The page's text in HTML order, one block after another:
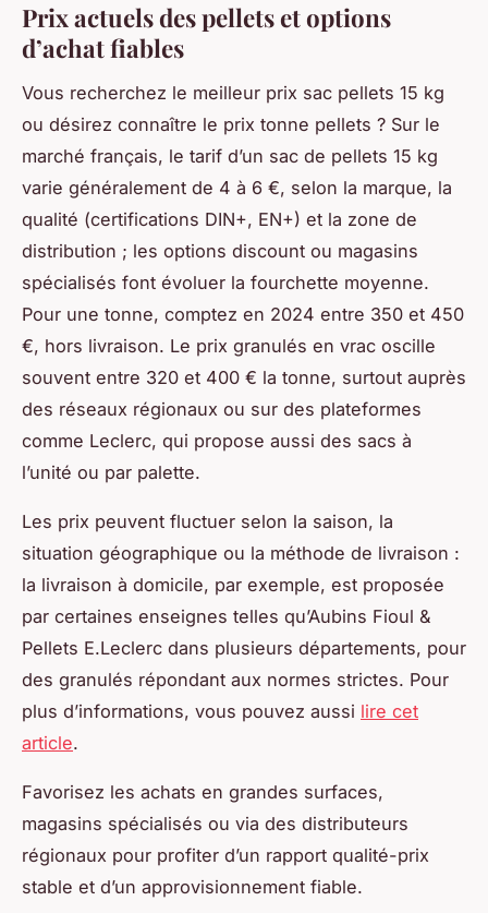
Prix actuels des pellets et options
d’achat fiables
Vous recherchez le meilleur prix sac pellets 15 kg
ou désirez connaître le prix tonne pellets ? Sur le
marché français, le tarif d’un sac de pellets 15 kg
varie généralement de 4 à 6 €, selon la marque, la
qualité (certifications DIN+, EN+) et la zone de
distribution ; les options discount ou magasins
spécialisés font évoluer la fourchette moyenne.
Pour une tonne, comptez en 2024 entre 350 et 450
€, hors livraison. Le prix granulés en vrac oscille
souvent entre 320 et 400 € la tonne, surtout auprès
des réseaux régionaux ou sur des plateformes
comme Leclerc, qui propose aussi des sacs à
l’unité ou par palette.
Les prix peuvent fluctuer selon la saison, la
situation géographique ou la méthode de livraison :
la livraison à domicile, par exemple, est proposée
par certaines enseignes telles qu’Aubins Fioul &
Pellets E.Leclerc dans plusieurs départements, pour
des granulés répondant aux normes strictes. Pour
plus d’informations, vous pouvez aussi lire cet
article.
Favorisez les achats en grandes surfaces,
magasins spécialisés ou via des distributeurs
régionaux pour profiter d’un rapport qualité-prix
stable et d’un approvisionnement fiable.